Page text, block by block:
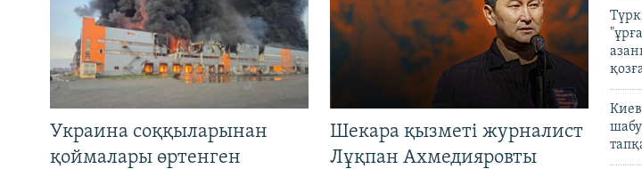
Украина соққыларынан
қоймалары өртенген
Шекара қызметі журналист
Лұқпан Ахмедияровты